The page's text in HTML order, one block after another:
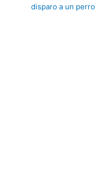
disparo a un perro